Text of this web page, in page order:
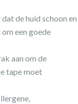
de huid schoon en
een goede
aan om de
tape moet